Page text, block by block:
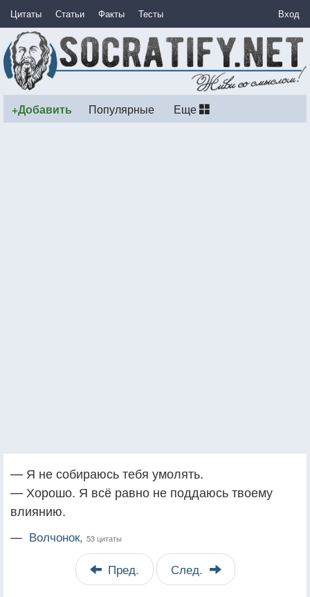
Цитаты Статьи Факты Тесты Вход
+Добавить Популярные Еще
— Я не собираюсь тебя умолять.
— Хорошо. Я всё равно не поддаюсь твоему
влиянию.
— Волчонок, 53 цитаты
Пред. След.